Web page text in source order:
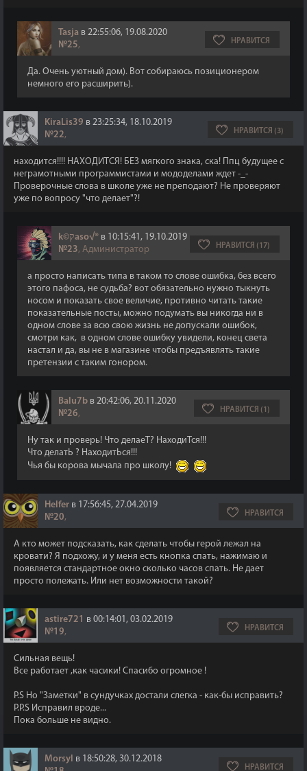
Tasja в 22:55:06, 19.08.2020
№25, НРАВИТСЯ
Да. Очень уютный дом). Вот собираюсь позиционером
немного его расширить).
KiraLis39 в 23:25:34, 18.10.2019
№22, НРАВИТСЯ (3)
находится!!!! НАХОДИТСЯ! БЕЗ мягкого знака, ска! Ппц будущее с
неграмотными программистами и мододелами ждет -_-
Проверочные слова в школе уже не преподают? Не проверяют
уже по вопросу "что делает"?!
k©קaso√® в 10:15:41, 19.10.2019
№23, Администратор НРАВИТСЯ (17)
а просто написать типа в таком то слове ошибка, без всего
этого пафоса, не судьба? вот обязательно нужно тыкнуть
носом и показать свое величие, противно читать такие
показательные посты, можно подумать вы никогда ни в
одном слове за всю свою жизнь не допускали ошибок,
смотри как, в одном слове ошибку увидели, конец света
настал и да, вы не в магазине чтобы предъявлять такие
претензии с таким гонором.
Balu7b в 20:42:06, 20.11.2020
№26, НРАВИТСЯ (1)
Ну так и проверь! Что делаеТ? НаходиТся!!!
Что делатЬ ? НаходитЬся!!!
Чья бы корова мычала про школу!
Helfer в 17:56:45, 27.04.2019
№20, НРАВИТСЯ
А кто может подсказать, как сделать чтобы герой лежал на
кровати? Я подхожу, и у меня есть кнопка спать, нажимаю и
появляется стандартное окно сколько часов спать. Не дает
просто полежать. Или нет возможности такой?
astire721 в 00:14:01, 03.02.2019
№19, НРАВИТСЯ
Сильная вещь!
Все работает ,как часики! Спасибо огромное !
P.S Но "Заметки" в сундучках достали слегка - как-бы исправить?
P.P.S Исправил вроде...
Пока больше не видно.
Morsyl в 18:50:28, 30.12.2018
НРАВИТСЯ